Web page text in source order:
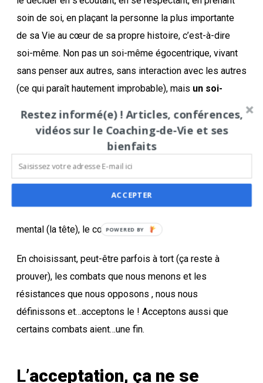
soin de soi, en plaçant la personne la plus importante
de sa Vie au cœur de sa propre histoire, c’est-à-dire
soi-même. Non pas un soi-même égocentrique, vivant
sans penser aux autres, sans interaction avec les autres
(ce qui paraît hautement improbable), mais un soi-
que l’on pourrait appeler avec beaucoup de précaution
sa « divinité intérieure ». Je crois que c’est la proximité
celui que j’étais hier et un peu différent de celui que je
serai demain) qui nous permet de nous offrir à
mental (la tête), le cœur et le corps.
En choisissant, peut-être parfois à tort (ça reste à
prouver), les combats que nous menons et les
résistances que nous opposons , nous nous
définissons et…acceptons le ! Acceptons aussi que
certains combats aient…une fin.
L’acceptation, ça ne se
Restez informé(e) ! Articles, conférences,
vidéos sur le Coaching-de-Vie et ses
bienfaits
ACCEPTER
POWERED